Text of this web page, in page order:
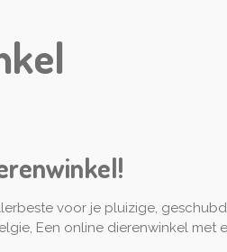
voor je pluizige,
Een online dierenwinkel met